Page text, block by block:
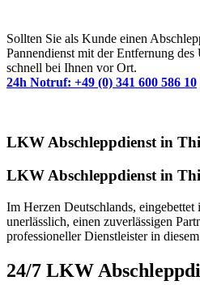
Sollten Sie als Kunde einen
Pannendienst mit der Entfernung
schnell bei Ihnen vor Ort.
24h Notruf: +49 (0) 341 600 586 10
LKW Abschleppdienst in
LKW Abschleppdienst in
Im Herzen Deutschlands,
unerlässlich, einen zuverlässigen
professioneller Dienstleister in
24/7 LKW